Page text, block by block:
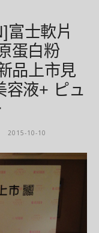
富士軟片
蛋白粉
品上市見
容液+ ピュ
2015-10-10